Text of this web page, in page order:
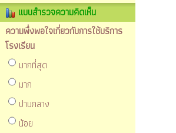
แบบสำรวจความคิดเห็น
ความพึ่งพอใจเกี่ยวกับการใช้บริการ
โรงเรียน
มากที่สุด
มาก
ปานกลาง
น้อย